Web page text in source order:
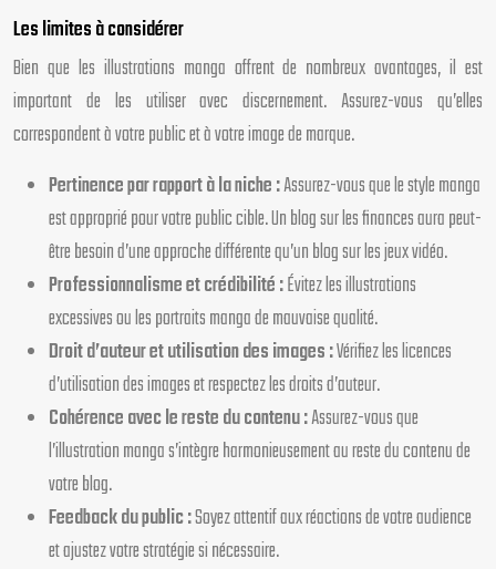
Les limites à considérer
Bien que les illustrations manga offrent de nombreux avantages, il est
important de les utiliser avec discernement. Assurez-vous qu’elles
correspondent à votre public et à votre image de marque.
Pertinence par rapport à la niche :Assurez-vous que le style manga
est approprié pour votre public cible. Un blog sur les finances aura peut-
être besoin d’une approche différente qu’un blog sur les jeux vidéo.
Professionnalisme et crédibilité :Évitez les illustrations
excessives ou les portraits manga de mauvaise qualité.
Droit d’auteur et utilisation des images :Vérifiez les licences
d’utilisation des images et respectez les droits d’auteur.
Cohérence avec le reste du contenu :Assurez-vous que
l’illustration manga s’intègre harmonieusement au reste du contenu de
votre blog.
Feedback du public :Soyez attentif aux réactions de votre audience
et ajustez votre stratégie si nécessaire.